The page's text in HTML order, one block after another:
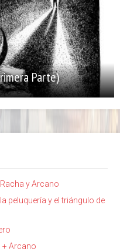
Parte)
Racha y Arcano
peluquería y el triángulo de
+ Arcano